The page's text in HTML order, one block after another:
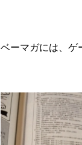
ベーマガには、ゲ